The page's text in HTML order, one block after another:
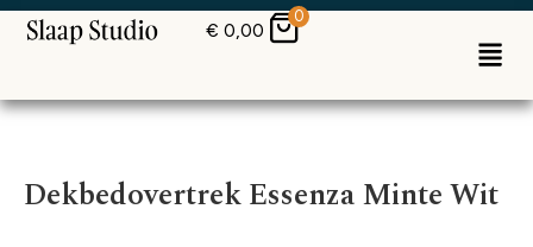
€ 0,00
0
Dekbedovertrek Essenza Minte Wit